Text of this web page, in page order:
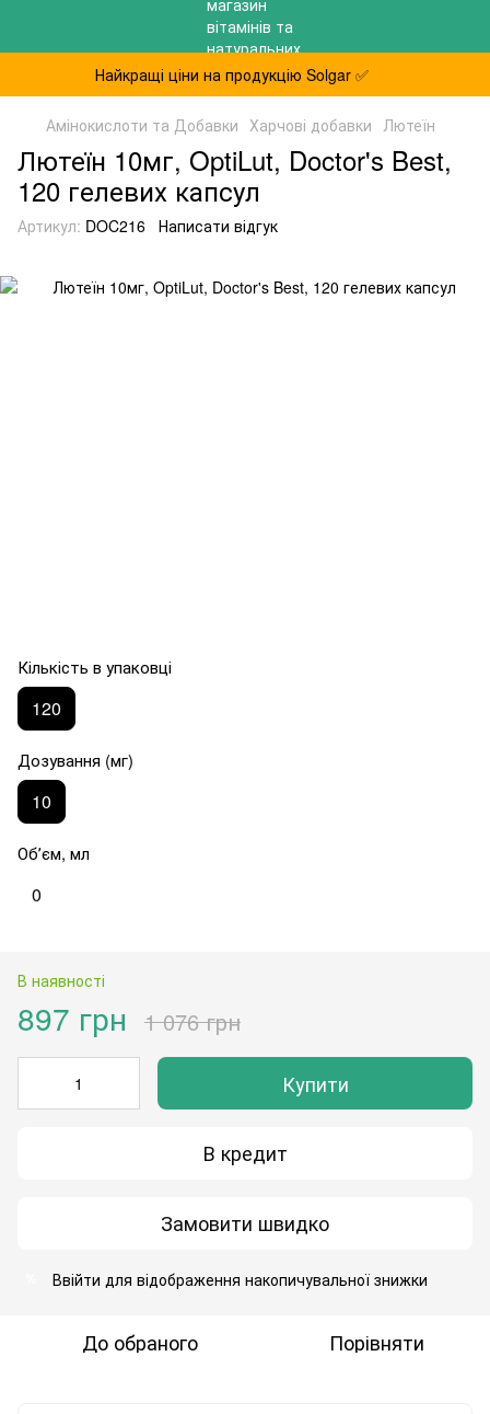
Найкращі ціни на продукцію Solgar ✅
Амінокислоти та Добавки Харчові добавки Лютеїн
Лютеїн 10мг, OptiLut, Doctor's Best,
120 гелевих капсул
Артикул: DOC216 Написати відгук
Кількість в упаковці
120
Дозування (мг)
10
Обʼєм, мл
0
В наявності
897 грн 1 076 грн
Купити
В кредит
Замовити швидко
Ввійти для відображення накопичувальної знижки
До обраного Порівняти